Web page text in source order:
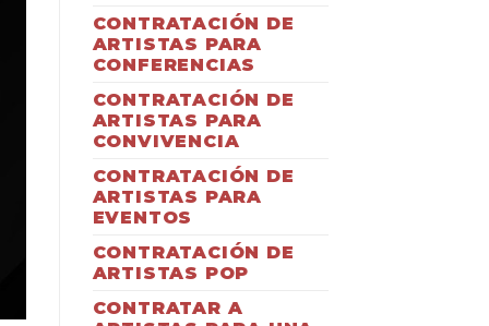
CONTRATACIÓN DE
ARTISTAS PARA
CONFERENCIAS
CONTRATACIÓN DE
ARTISTAS PARA
CONVIVENCIA
CONTRATACIÓN DE
ARTISTAS PARA
EVENTOS
CONTRATACIÓN DE
ARTISTAS POP
CONTRATAR A